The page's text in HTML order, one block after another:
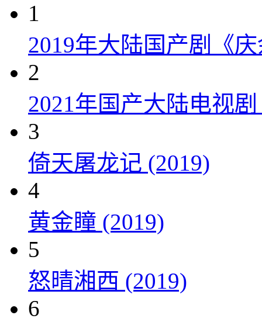
1
2019年大陆国产剧《
2
2021年国产大陆电视
3
倚天屠龙记 (2019)
4
黄金瞳 (2019)
5
怒晴湘西 (2019)
6